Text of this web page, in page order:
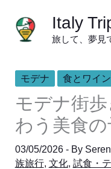
Italy
旅して、夢見
モデナ 食とワイン
モデナ街
わう美食の
03/05/2026 - By
族旅行, 文化, 試食・